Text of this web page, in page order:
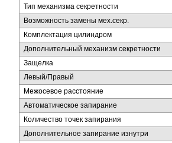
Тип механизма секретности
Возможность замены мех.секр.
Комплектация цилиндром
Дополнительный механизм секретности
Защелка
Левый/Правый
Межосевое расстояние
Автоматическое запирание
Количество точек запирания
Дополнительное запирание изнутри